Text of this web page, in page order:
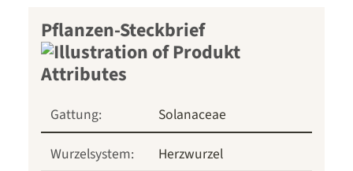
Pflanzen-Steckbrief
Gattung:
Solanaceae
Wurzelsystem:
Herzwurzel